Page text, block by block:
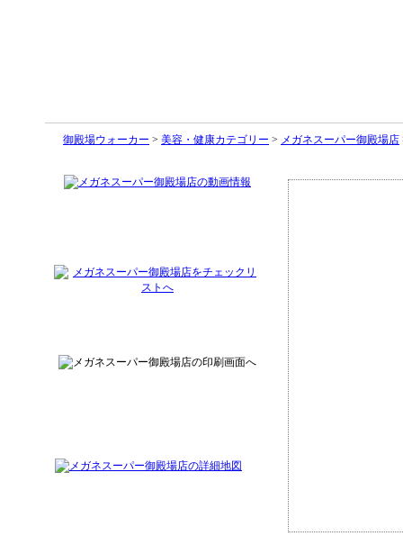
御殿場ウォーカー > 美容・健康カテゴリー > メガネスーパー御殿場店